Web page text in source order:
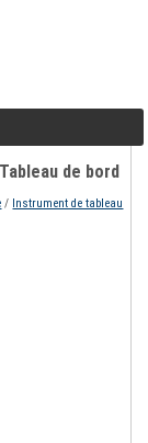
de bord
/ Instrument de tableau